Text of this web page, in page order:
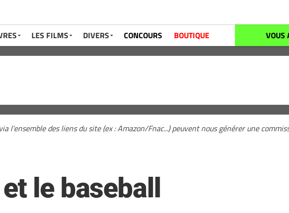
LES FILMS DIVERS CONCOURS BOUTIQUE VOUS
l'ensemble des liens du site (ex : Amazon/Fnac...) peuvent nous générer une
le baseball